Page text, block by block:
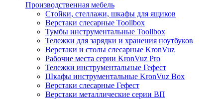
Производственная мебель
Стойки, стеллажи, шкафы для ящиков
Верстаки слесарные Toollbox
Тумбы инструментальные Toollbox
Тележки для зарядки и хранения ноутбуков
Верстаки и столы слесарные KronVuz
Рабочие места серии KronVuz Pro
Тележки инструментальные Гефест
Шкафы инструментальные KronVuz Box
Верстаки слесарные Гефест
Верстаки металлические серии ВП